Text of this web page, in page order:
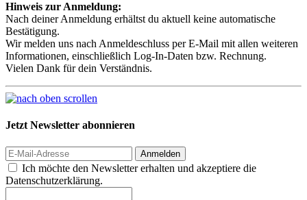
Hinweis zur Anmeldung:
Nach deiner Anmeldung erhältst du aktuell keine automatische
Bestätigung.
Wir melden uns nach Anmeldeschluss per E-Mail mit allen weiteren
Informationen, einschließlich Log-In-Daten bzw. Rechnung.
Vielen Dank für dein Verständnis.
Jetzt Newsletter abonnieren
Anmelden
Ich möchte den Newsletter erhalten und akzeptiere die
Datenschutzerklärung.